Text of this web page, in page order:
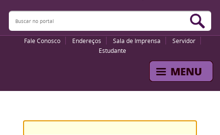
Buscar no portal
Fale Conosco Endereços Sala de Imprensa
Servidor
Estudante